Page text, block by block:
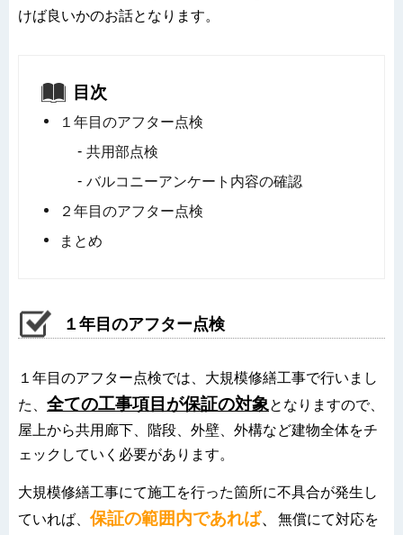
けば良いかのお話となります。
目次
１年目のアフター点検
共用部点検
バルコニーアンケート内容の確認
２年目のアフター点検
まとめ
１年目のアフター点検
１年目のアフター点検では、大規模修繕工事で行いまし
た、 全ての工事項目 が保証の対象 となりますので、
屋上から共用廊下、階段、外壁、外構など建物全体をチ
ェックしていく必要があります。
大規模修繕工事にて施工を行った箇所に不具合が発生し
ていれば、 保証の範囲内であれば、
無償にて対応を